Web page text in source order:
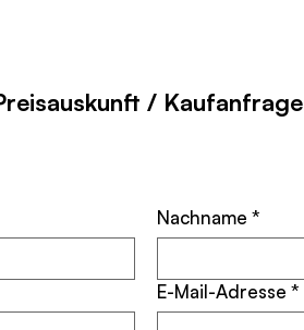
/ Kaufanfrage
Nachname *
E-Mail-Adresse *